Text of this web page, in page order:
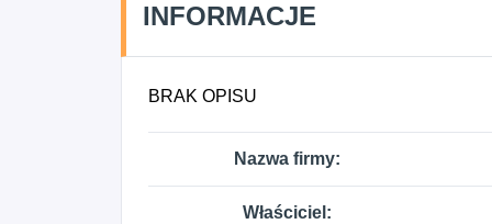
INFORMACJE
BRAK OPISU
Nazwa firmy:
Właściciel: